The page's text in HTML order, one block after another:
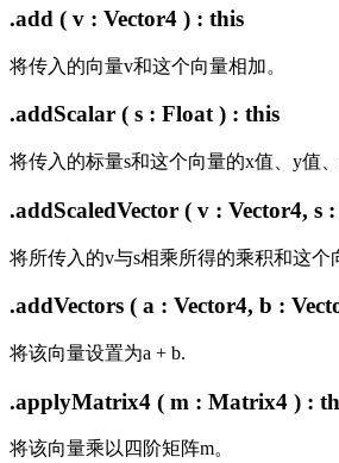
.add ( v : Vector4 ) : this
将传入的向量v和这个向量相加。
.addScalar ( s : Float ) : this
将传入的标量s和这个向量的x值、y值
.addScaledVector ( v : Vector4, s
将所传入的v与s相乘所得的乘积和这个
.addVectors ( a : Vector4, b :
将该向量设置为a + b.
.applyMatrix4 ( m : Matrix4 ) :
将该向量乘以四阶矩阵m。